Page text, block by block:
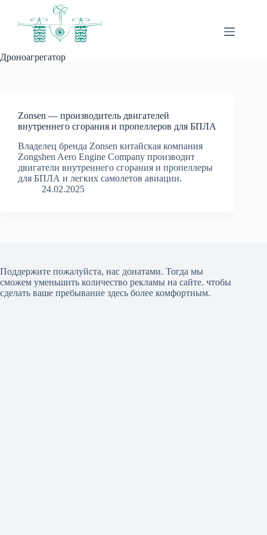
Дроноагрегатор
Zonsen — производитель двигателей
внутреннего сгорания и пропеллеров для БПЛА
Владелец бренда Zonsen китайская компания
Zongshen Aero Engine Company производит
двигатели внутреннего сгорания и пропеллеры
для БПЛА и легких самолетов авиации.
24.02.2025
Поддержите пожалуйста, нас донатами. Тогда мы
сможем уменьшить количество рекламы на сайте. чтобы
сделать ваше пребывание здесь более комфортным.